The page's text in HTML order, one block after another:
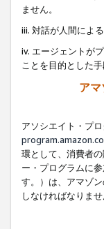
ません。
iii. 対話が人間によ
iv. エージェントが
ことを目的とした
ア
アソシエイト・プ
環として、消費者
ー・プログラムに
す。）は、アマゾ
しなければなりませ